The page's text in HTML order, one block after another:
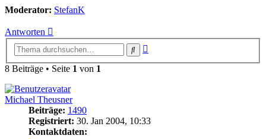
Moderator: StefanK
Antworten
Suche
8 Beiträge • Seite 1 von 1
Michael Theusner
Beiträge: 1490
Registriert: 30. Jan 2004, 10:33
Kontaktdaten: